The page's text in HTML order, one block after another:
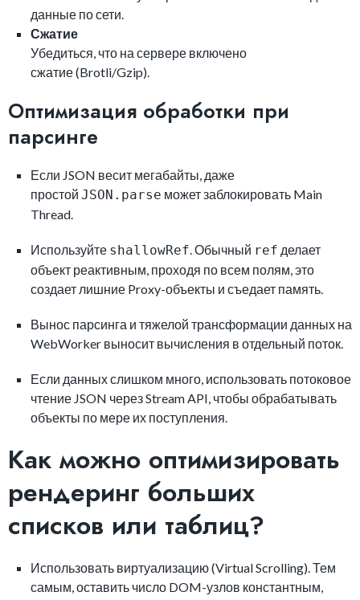
данные по сети.
Сжатие
Убедиться, что на сервере включено
сжатие (Brotli/Gzip).
Оптимизация обработки при
парсинге
Если JSON весит мегабайты, даже
простой JSON.parse может заблокировать Main
Thread.
Используйте shallowRef. Обычный ref делает
объект реактивным, проходя по всем полям, это
создает лишние Proxy-объекты и съедает память.
Вынос парсинга и тяжелой трансформации данных на
WebWorker выносит вычисления в отдельный поток.
Если данных слишком много, использовать потоковое
чтение JSON через Stream API, чтобы обрабатывать
объекты по мере их поступления.
Как можно оптимизировать
рендеринг больших
списков или таблиц?
Использовать виртуализацию (Virtual Scrolling). Тем
самым, оставить число DOM-узлов константным,